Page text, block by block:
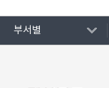
부서별